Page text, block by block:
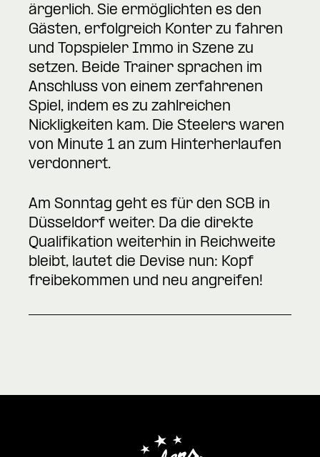
ärgerlich. Sie ermöglichten es den
Gästen, erfolgreich Konter zu fahren
und Topspieler Immo in Szene zu
setzen. Beide Trainer sprachen im
Anschluss von einem zerfahrenen
Spiel, indem es zu zahlreichen
Nickligkeiten kam. Die Steelers waren
von Minute 1 an zum Hinterherlaufen
verdonnert.
Am Sonntag geht es für den SCB in
Düsseldorf weiter. Da die direkte
Qualifikation weiterhin in Reichweite
bleibt, lautet die Devise nun: Kopf
freibekommen und neu angreifen!